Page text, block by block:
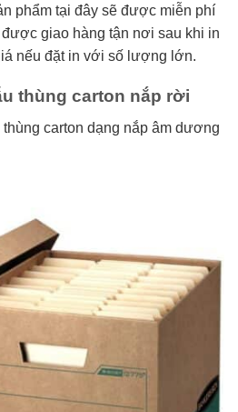
phẩm tại đây sẽ được miễn phí
giao hàng tận nơi sau khi in
nếu đặt in với số lượng lớn.
thùng carton nắp rời
carton dạng nắp âm dương